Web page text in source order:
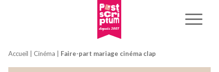
Accueil Cinéma Faire-part mariage cinéma clap